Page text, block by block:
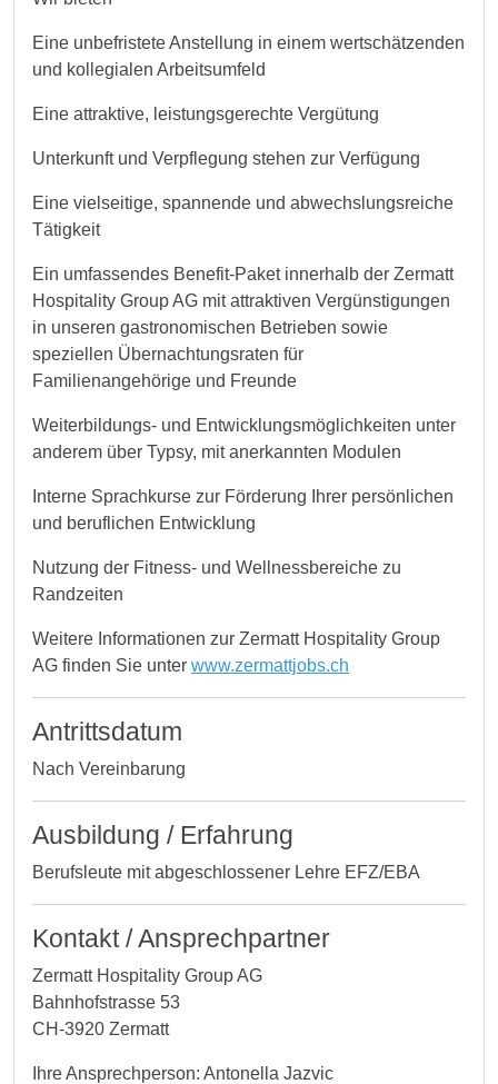
Eine unbefristete Anstellung in einem wertschätzenden
und kollegialen Arbeitsumfeld
Eine attraktive, leistungsgerechte Vergütung
Unterkunft und Verpflegung stehen zur Verfügung
Eine vielseitige, spannende und abwechslungsreiche
Tätigkeit
Ein umfassendes Benefit-Paket innerhalb der Zermatt
Hospitality Group AG mit attraktiven Vergünstigungen
in unseren gastronomischen Betrieben sowie
speziellen Übernachtungsraten für
Familienangehörige und Freunde
Weiterbildungs- und Entwicklungsmöglichkeiten unter
anderem über Typsy, mit anerkannten Modulen
Interne Sprachkurse zur Förderung Ihrer persönlichen
und beruflichen Entwicklung
Nutzung der Fitness- und Wellnessbereiche zu
Randzeiten
Weitere Informationen zur Zermatt Hospitality Group
AG finden Sie unter www.zermattjobs.ch
Antrittsdatum
Nach Vereinbarung
Ausbildung / Erfahrung
Berufsleute mit abgeschlossener Lehre EFZ/EBA
Kontakt / Ansprechpartner
Zermatt Hospitality Group AG
Bahnhofstrasse 53
CH-3920 Zermatt
Ihre Ansprechperson: Antonella Jazvic